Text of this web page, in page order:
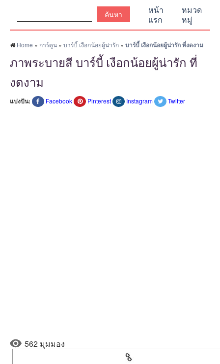
หน้า
แรก
หมวด
หมู่
Home » การ์ตูน » บาร์บี้ เงือกน้อยผู้น่ารัก » บาร์บี้ เงือกน้อยผู้น่ารัก ที่งดงาม
ภาพระบายสี บาร์บี้ เงือกน้อยผู้น่ารัก ที่
งดงาม
แบ่งปัน: Facebook Pinterest Instagram Twitter
562 มุมมอง